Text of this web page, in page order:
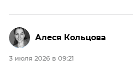
3 июля 2026 в 09:21
Алеся Кольцова